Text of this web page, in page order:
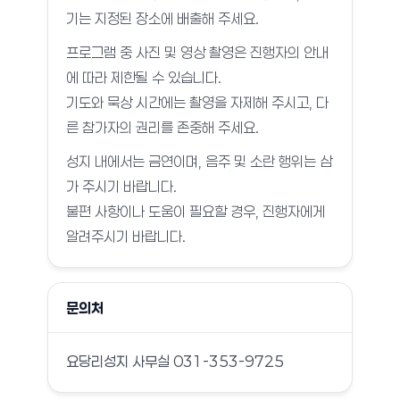
기는 지정된 장소에 배출해 주세요.
프로그램 중 사진 및 영상 촬영은 진행자의 안내
에 따라 제한될 수 있습니다.
기도와 묵상 시간에는 촬영을 자제해 주시고, 다
른 참가자의 권리를 존중해 주세요.
성지 내에서는 금연이며, 음주 및 소란 행위는 삼
가 주시기 바랍니다.
불편 사항이나 도움이 필요할 경우, 진행자에게
알려주시기 바랍니다.
문의처
요당리성지 사무실 031-353-9725